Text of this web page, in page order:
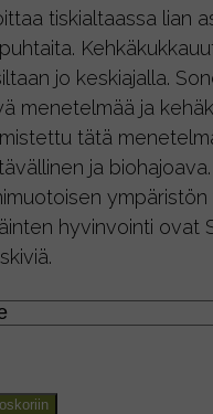
tiskialtaassa lian
jo keskiajalla.
menetelmää ja
tätä
ja
ympäristön
hyvinvointi ovat